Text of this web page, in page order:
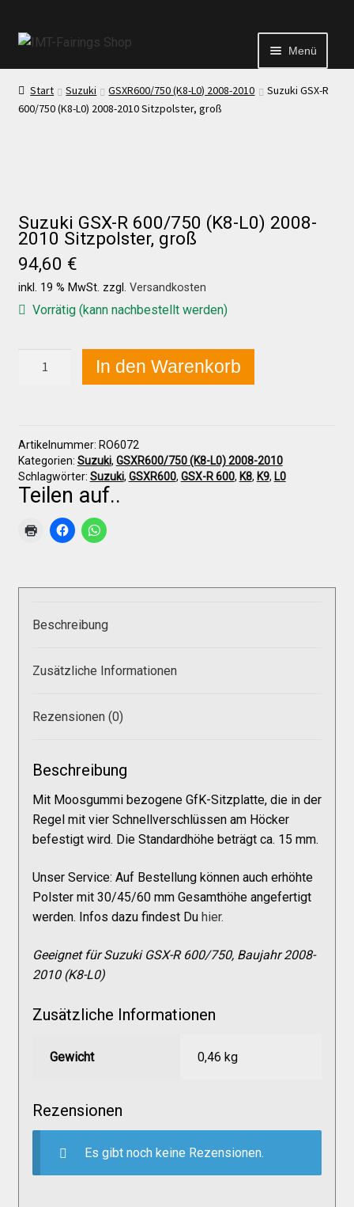
Menü
Start
News
Test Startseite
Infos zu unseren Produkten
Preislisten
Galerie
Warenkorb
Kasse
Mein Konto
Allgemeine Geschäftsbedingungen
FAQs
Impressum
Datenschutzerklärung
Start Suzuki GSXR600/750 (K8-L0) 2008-2010
Suzuki GSX-R
600/750 (K8-L0) 2008-2010 Sitzpolster, groß
Suzuki GSX-R 600/750 (K8-L0) 2008-
2010 Sitzpolster, groß
94,60 €
inkl. 19 % MwSt. zzgl. Versandkosten
Vorrätig (kann nachbestellt werden)
GSX-
2008-
2010
Sitzpolster,
groß
In den Warenkorb
Artikelnummer: RO6072
Kategorien: Suzuki, GSXR600/750 (K8-L0) 2008-2010
Schlagwörter: Suzuki, GSXR600, GSX-R 600, K8, K9, L0
Teilen auf..
Beschreibung
Zusätzliche Informationen
Rezensionen (0)
Beschreibung
Mit Moosgummi bezogene GfK-Sitzplatte, die in der
Regel mit vier Schnellverschlüssen am Höcker
befestigt wird. Die Standardhöhe beträgt ca. 15 mm.
Unser Service: Auf Bestellung können auch erhöhte
Polster mit 30/45/60 mm Gesamthöhe angefertigt
werden. Infos dazu findest Du hier.
Geeignet für Suzuki GSX-R 600/750, Baujahr 2008-
2010 (K8-L0)
Zusätzliche Informationen
Gewicht 0,46 kg
Rezensionen
Es gibt noch keine Rezensionen.